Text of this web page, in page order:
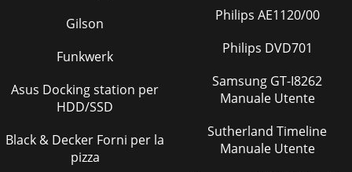
Gilson
Funkwerk
Asus Docking station per
HDD/SSD
Black & Decker Forni per la
pizza
Philips AE1120/00
Philips DVD701
Samsung GT-I8262
Manuale Utente
Sutherland Timeline
Manuale Utente